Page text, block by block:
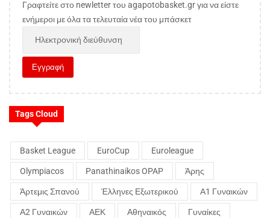
Γραφτείτε στο newletter του agapotobasket.gr για να είστε
ενήμεροι με όλα τα τελευταία νέα του μπάσκετ
Tags Cloud
Basket League EuroCup Euroleague
Olympiacos Panathinaikos OPAP Άρης
Άρτεμις Σπανού Έλληνες Εξωτερικού Α1 Γυναικών
Α2 Γυναικών ΑΕΚ Αθηναικός Γυναίκες